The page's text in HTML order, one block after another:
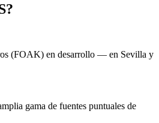
(FOAK) en desarrollo — en Sevilla y
gama de fuentes puntuales de